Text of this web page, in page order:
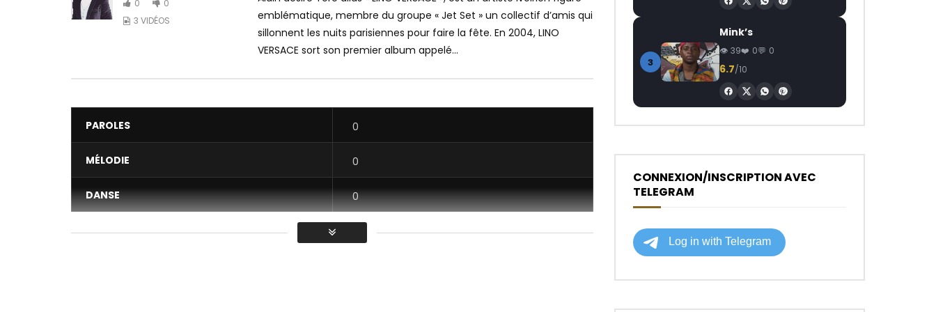
0
0
3 VIDÉOS
emblématique, membre du groupe « Jet Set » un collectif d’amis qui
sillonnent les nuits parisiennes pour faire la fête. En 2004, LINO
VERSACE sort son premier album appelé...
PAROLES 0
MÉLODIE 0
DANSE 0
VIDÉO
3
Mink’s
39 0 0
6.7/10
CONNEXION/INSCRIPTION AVEC
TELEGRAM